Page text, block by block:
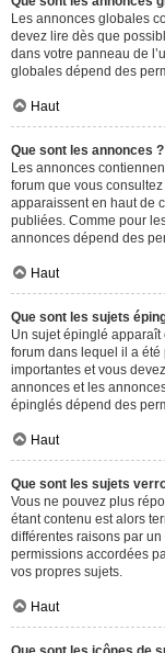
Les annonces globales
devez lire dès que
dans votre panneau de
globales dépend des
Haut
Que sont les annonces ?
Les annonces
forum que vous
apparaissent en haut de
publiées. Comme pour
annonces dépend des
Haut
Que sont les sujets
Un sujet épinglé
forum dans lequel il a
importantes et vous
annonces et les
épinglés dépend des
Haut
Que sont les sujets
Vous ne pouvez plus
étant contenu est alors
différentes raisons par
permissions accordées
vos propres sujets.
Haut